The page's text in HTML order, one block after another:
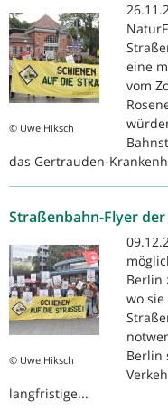
© Uwe Hiksch
eine
vom
das Gertrauden-
Straßenbahn-Flyer
© Uwe Hiksch
Berlin
wo
Berlin
langfristige...